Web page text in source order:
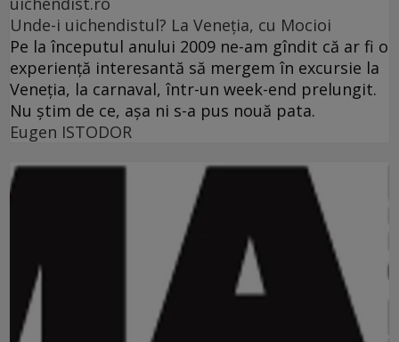
Unde-i uichendistul? La Veneţia, cu Mocioi
Pe la începutul anului 2009 ne-am gîndit că ar fi o
experienţă interesantă să mergem în excursie la
Veneţia, la carnaval, într-un week-end prelungit.
Nu ştim de ce, aşa ni s-a pus nouă pata.
Eugen ISTODOR